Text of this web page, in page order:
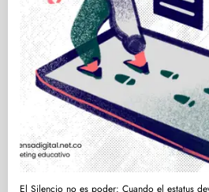
El Silencio no es poder: Cuando el estatus